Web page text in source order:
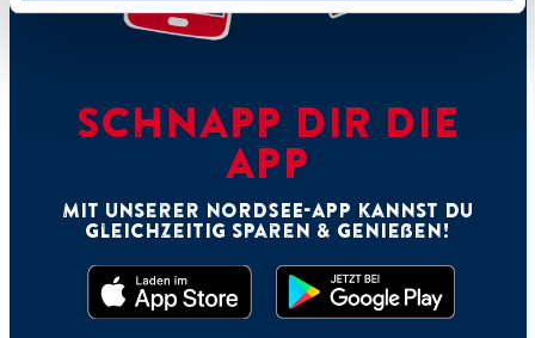
SCHNAPP DIR DIE
APP
Mit unserer NORDSEE-App kannst Du
gleichzeitig sparen & genießen!